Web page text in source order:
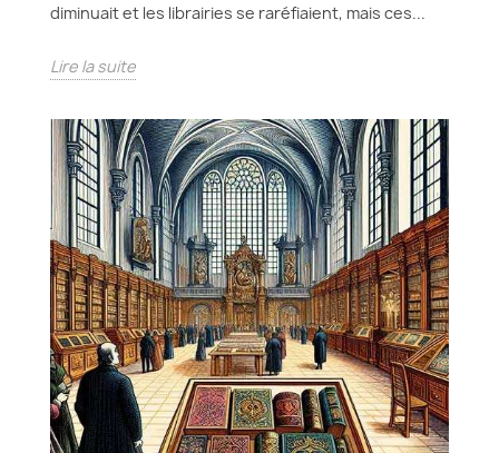
diminuait et les librairies se raréfiaient, mais ces...
Lire la suite